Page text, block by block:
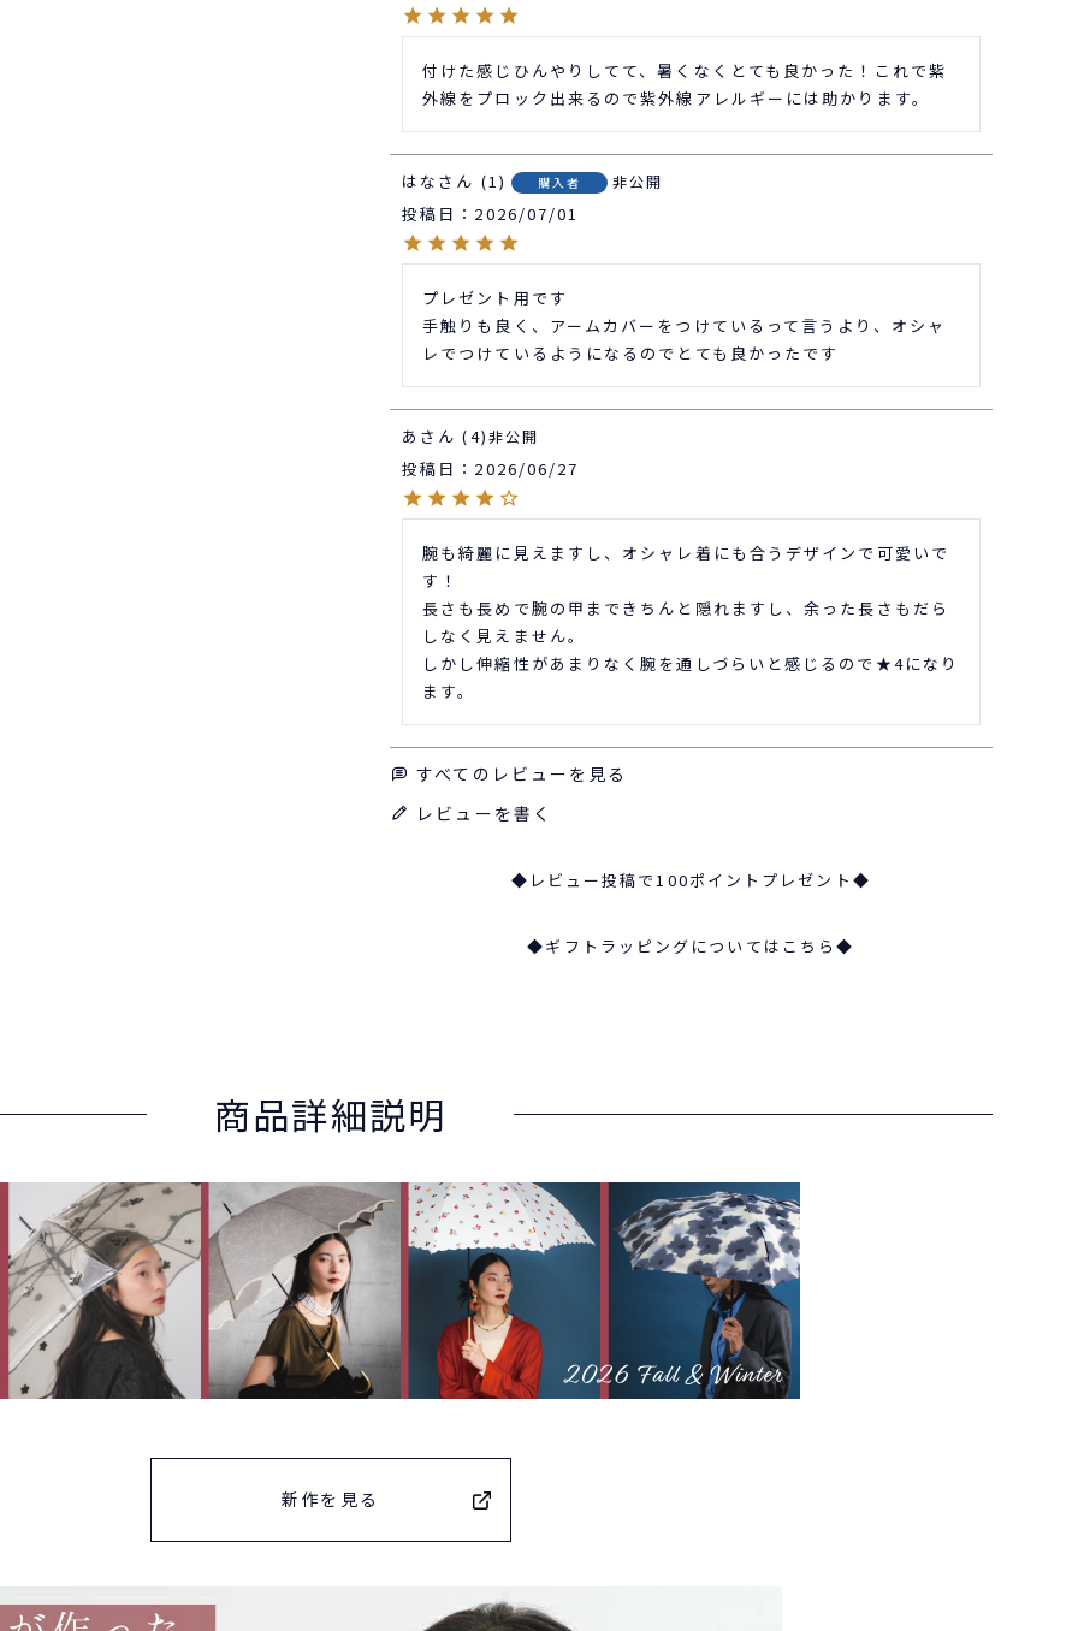
付けた感じひんやりしてて、暑くなくとても良かった！これで紫
外線をプロック出来るので紫外線アレルギーには助かります。
はな 1 購入者 非公開
投稿日 2026/07/01
プレゼント用です
手触りも良く、アームカバーをつけているって言うより、オシャ
レでつけているようになるのでとても良かったです
あ 4 非公開
投稿日 2026/06/27
腕も綺麗に見えますし、オシャレ着にも合うデザインで可愛いで
す！
長さも長めで腕の甲まできちんと隠れますし、余った長さもだら
しなく見えません。
しかし伸縮性があまりなく腕を通しづらいと感じるので★4になり
ます。
すべてのレビューを見る
レビューを書く
◆レビュー投稿で100ポイントプレゼント◆
◆ギフトラッピングについてはこちら◆
商品詳細説明
新作を見る